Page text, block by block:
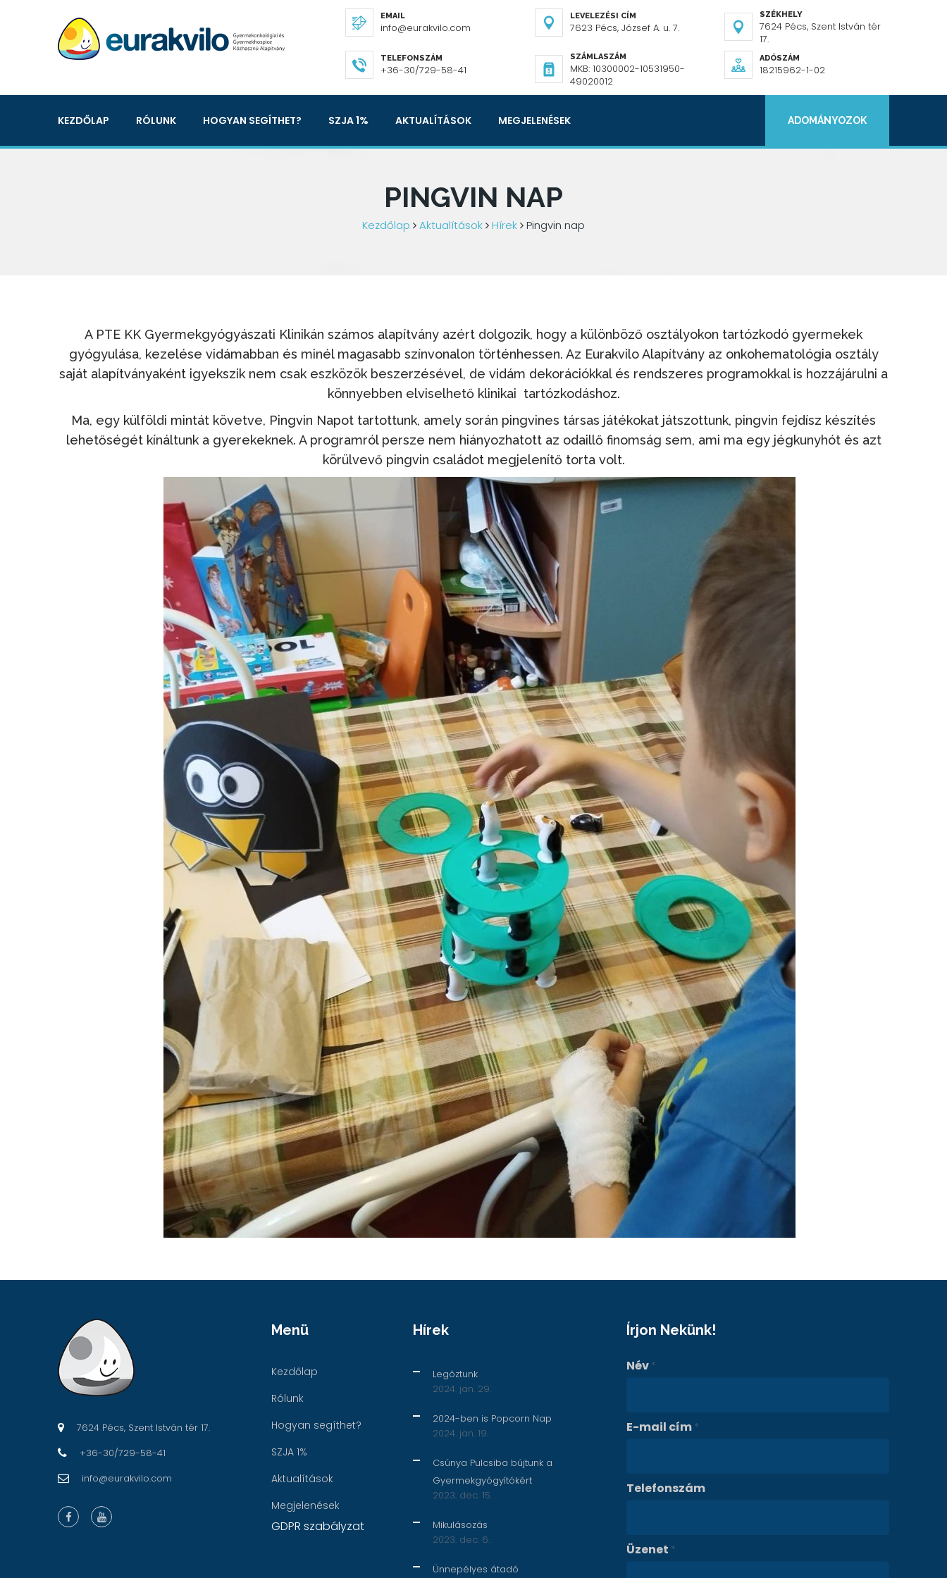
EMAIL
info@eurakvilo.com
LEVELEZÉSI CÍM
7623 Pécs, József A. u. 7.
SZÉKHELY
7624 Pécs, Szent István tér
17.
TELEFONSZÁM
+36-30/729-58-41
SZÁMLASZÁM
MKB: 10300002-10531950-
49020012
ADÓSZÁM
18215962-1-02
KEZDŐLAP RÓLUNK HOGYAN SEGÍTHET? SZJA 1% AKTUALÍTÁSOK MEGJELENÉSEK ADOMÁNYOZOK
PINGVIN NAP
Kezdőlap Aktualítások Hírek Pingvin nap
A PTE KK Gyermekgyógyászati Klinikán számos alapítvány azért dolgozik, hogy a különböző osztályokon tartózkodó gyermekek
gyógyulása, kezelése vidámabban és minél magasabb színvonalon történhessen. Az Eurakvilo Alapítvány az onkohematológia osztály
saját alapítványaként igyekszik nem csak eszközök beszerzésével, de vidám dekorációkkal és rendszeres programokkal is hozzájárulni a
könnyebben elviselhető klinikai tartózkodáshoz.
Ma, egy külföldi mintát követve, Pingvin Napot tartottunk, amely során pingvines társas játékokat játszottunk, pingvin fejdísz készítés
lehetőségét kínáltunk a gyerekeknek. A programról persze nem hiányozhatott az odaillő finomság sem, ami ma egy jégkunyhót és azt
körülvevő pingvin családot megjelenítő torta volt.
7624 Pécs, Szent István tér 17.
+36-30/729-58-41
info@eurakvilo.com
Menü
Kezdőlap
Rólunk
Hogyan segíthet?
SZJA 1%
Aktualítások
Megjelenések
GDPR szabályzat
Hírek
Legóztunk
2024. jan. 29.
2024-ben is Popcorn Nap
2024. jan. 19.
Csúnya Pulcsiba bújtunk a
Gyermekgyógyítókért
2023. dec. 15.
Mikulásozás
2023. dec. 6.
Ünnepélyes átadó
Írjon Nekünk!
Név *
E-mail cím *
Telefonszám
Üzenet *